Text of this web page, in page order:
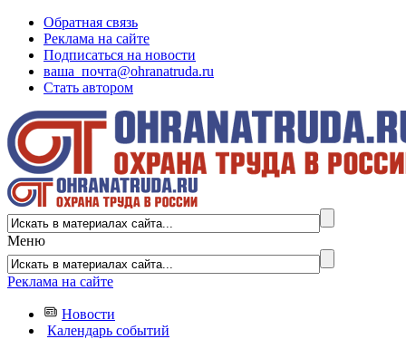
Обратная связь
Реклама на сайте
Подписаться на новости
ваша_почта@ohranatruda.ru
Стать автором
Меню
Реклама на сайте
Новости
Календарь событий